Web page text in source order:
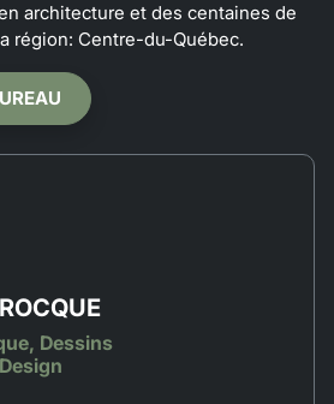
architecture et des centaines de
région: Centre-du-Québec.
Dessins